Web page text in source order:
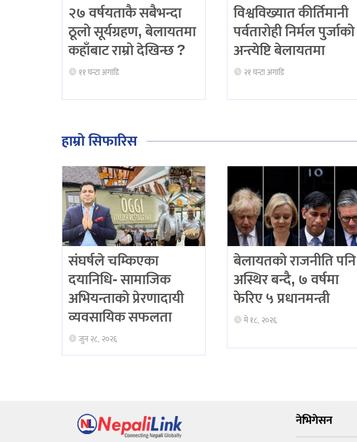
२७ वर्षयताकै सबैभन्दा
ठूलो सूर्यग्रहण, बेलायतमा
कहाँबाट राम्रो देखिन्छ ?
११ घन्टा अगाडि
विश्वविख्यात कीर्तिमानी
पर्वतारोही निर्मल पुर्जाको
अन्त्येष्टि बेलायतमा
२१ घन्टा अगाडि
हाम्रो सिफारिस
संघर्षले चम्किएका
दयानिधि- सामाजिक
अभियन्ताको प्रेरणादायी
व्यवसायिक सफलता
जुन २८, २०२६
बेलायतको राजनीति पनि
अस्थिर बन्दै, ७ वर्षमा
फेरिए ५ प्रधानमन्त्री
मे १८, २०२६
नेभिगेसन